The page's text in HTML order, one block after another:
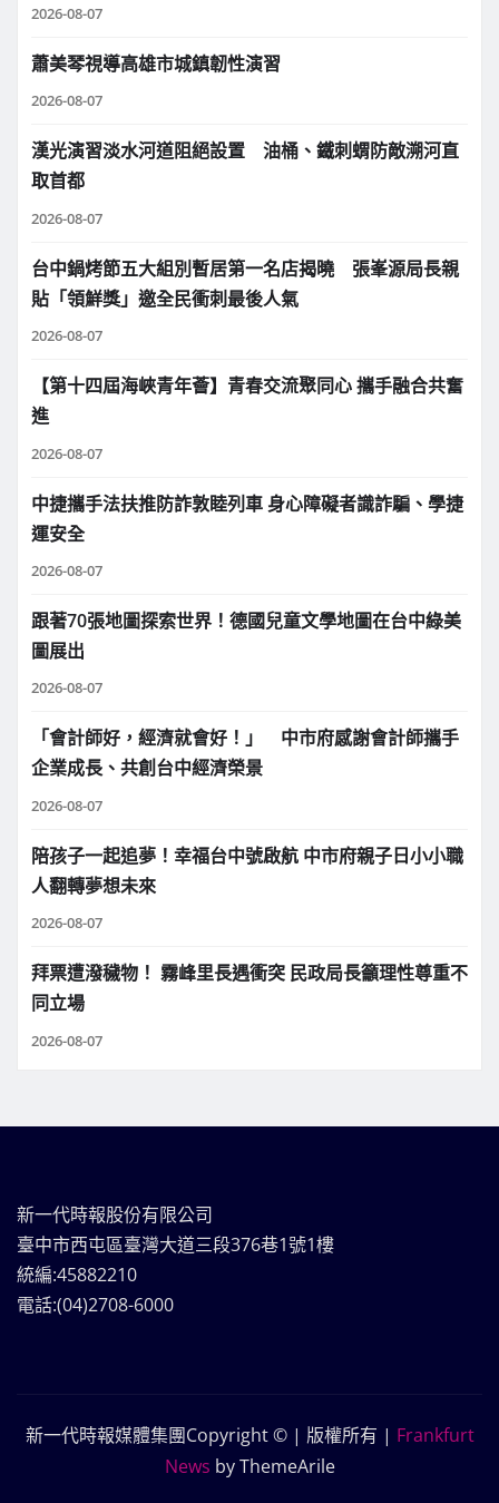
2026-08-07
蕭美琴視導高雄市城鎮韌性演習
2026-08-07
漢光演習淡水河道阻絕設置 油桶、鐵刺蝟防敵溯河直
取首都
2026-08-07
台中鍋烤節五大組別暫居第一名店揭曉 張峯源局長親
貼「領鮮獎」邀全民衝刺最後人氣
2026-08-07
【第十四屆海峽青年薈】青春交流聚同心 攜手融合共奮
進
2026-08-07
中捷攜手法扶推防詐敦睦列車 身心障礙者識詐騙、學捷
運安全
2026-08-07
跟著70張地圖探索世界！德國兒童文學地圖在台中綠美
圖展出
2026-08-07
「會計師好，經濟就會好！」 中市府感謝會計師攜手
企業成長、共創台中經濟榮景
2026-08-07
陪孩子一起追夢！幸福台中號啟航 中市府親子日小小職
人翻轉夢想未來
2026-08-07
拜票遭潑穢物！ 霧峰里長遇衝突 民政局長籲理性尊重不
同立場
2026-08-07
新一代時報股份有限公司
臺中市西屯區臺灣大道三段376巷1號1樓
統編:45882210
電話:(04)2708-6000
新一代時報媒體集團Copyright © | 版權所有 | Frankfurt
News by ThemeArile